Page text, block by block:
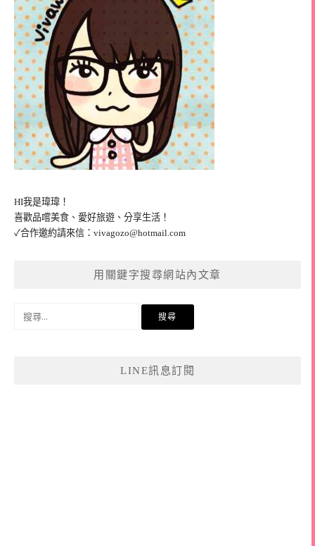
HI我是瑋瑋！
喜歡品嚐美食、愛好旅遊、分享生活！
✓合作邀約請來信： vivagozo@hotmail.com
用關鍵字搜尋網站內文章
LINE訊息訂閱